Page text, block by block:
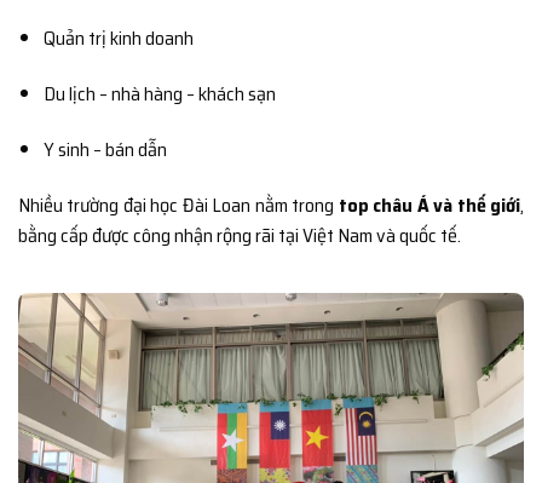
Quản trị kinh doanh
Du lịch – nhà hàng – khách sạn
Y sinh – bán dẫn
Nhiều trường đại học Đài Loan nằm trong top châu Á và thế giới,
bằng cấp được công nhận rộng rãi tại Việt Nam và quốc tế.